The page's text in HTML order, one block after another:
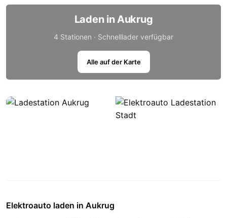
Laden in Aukrug
4 Stationen · Schnelllader verfügbar
Alle auf der Karte
Elektroauto laden in Aukrug